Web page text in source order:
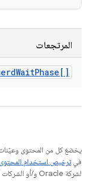
المرتجعات
WaitPhase[]
يخضع كل من المحتوى
فيترخيص استخدام المحتوى
لشركة Oracle و/أو الشركات التابعة لها.